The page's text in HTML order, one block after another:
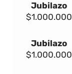
Jubilazo
$1.000.000
Jubilazo
$1.000.000